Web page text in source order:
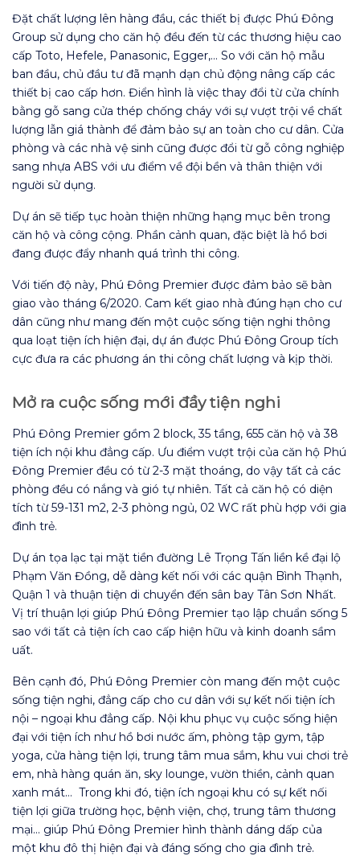
Đặt chất lượng lên hàng đầu, các thiết bị được Phú Đông
Group sử dụng cho căn hộ đều đến từ các thương hiệu cao
cấp Toto, Hefele, Panasonic, Egger,… So với căn hộ mẫu
ban đầu, chủ đầu tư đã mạnh dạn chủ động nâng cấp các
thiết bị cao cấp hơn. Điển hình là việc thay đổi từ cửa chính
bằng gỗ sang cửa thép chống cháy với sự vượt trội về chất
lượng lẫn giá thành để đảm bảo sự an toàn cho cư dân. Cửa
phòng và các nhà vệ sinh cũng được đổi từ gỗ công nghiệp
sang nhựa ABS với ưu điểm về đội bền và thân thiện với
người sử dụng.
Dự án sẽ tiếp tục hoàn thiện những hạng mục bên trong
căn hộ và công cộng. Phần cảnh quan, đặc biệt là hồ bơi
đang được đẩy nhanh quá trình thi công.
Với tiến độ này, Phú Đông Premier được đảm bảo sẽ bàn
giao vào tháng 6/2020. Cam kết giao nhà đúng hạn cho cư
dân cũng như mang đến một cuộc sống tiện nghi thông
qua loạt tiện ích hiện đại, dự án được Phú Đông Group tích
cực đưa ra các phương án thi công chất lượng và kịp thời.
Mở ra cuộc sống mới đầy tiện nghi
Phú Đông Premier gồm 2 block, 35 tầng, 655 căn hộ và 38
tiện ích nội khu đẳng cấp. Ưu điểm vượt trội của căn hộ Phú
Đông Premier đều có từ 2-3 mặt thoáng, do vậy tất cả các
phòng đều có nắng và gió tự nhiên. Tất cả căn hộ có diện
tích từ 59-131 m2, 2-3 phòng ngủ, 02 WC rất phù hợp với gia
đình trẻ.
Dự án tọa lạc tại mặt tiền đường Lê Trọng Tấn liền kề đại lộ
Phạm Văn Đồng, dễ dàng kết nối với các quận Bình Thạnh,
Quận 1 và thuận tiện di chuyển đến sân bay Tân Sơn Nhất.
Vị trí thuận lợi giúp Phú Đông Premier tạo lập chuẩn sống 5
sao với tất cả tiện ích cao cấp hiện hữu và kinh doanh sầm
uất.
Bên cạnh đó, Phú Đông Premier còn mang đến một cuộc
sống tiện nghi, đẳng cấp cho cư dân với sự kết nối tiện ích
nội – ngoại khu đẳng cấp. Nội khu phục vụ cuộc sống hiện
đại với tiện ích như hồ bơi nước ấm, phòng tập gym, tập
yoga, cửa hàng tiện lợi, trung tâm mua sắm, khu vui chơi trẻ
em, nhà hàng quán ăn, sky lounge, vườn thiền, cảnh quan
xanh mát… Trong khi đó, tiện ích ngoại khu có sự kết nối
tiện lợi giữa trường học, bệnh viện, chợ, trung tâm thương
mại… giúp Phú Đông Premier hình thành dáng dấp của
một khu đô thị hiện đại và đáng sống cho gia đình trẻ.